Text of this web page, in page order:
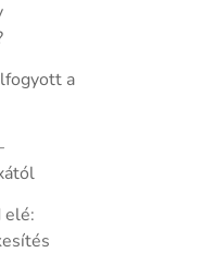
a
elé: